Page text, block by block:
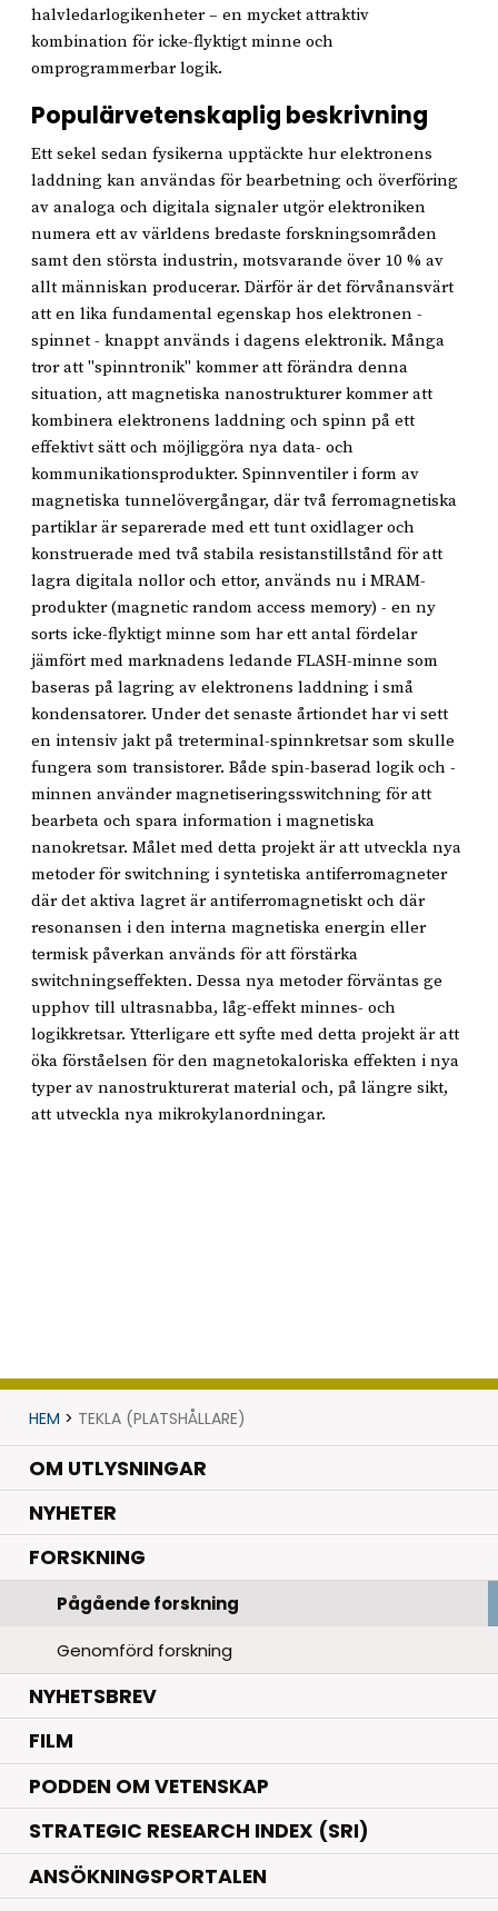
halvledarlogikenheter – en mycket attraktiv
kombination för icke-flyktigt minne och
omprogrammerbar logik.
Populärvetenskaplig beskrivning
Ett sekel sedan fysikerna upptäckte hur elektronens
laddning kan användas för bearbetning och överföring
av analoga och digitala signaler utgör elektroniken
numera ett av världens bredaste forskningsområden
samt den största industrin, motsvarande över 10 % av
allt människan producerar. Därför är det förvånansvärt
att en lika fundamental egenskap hos elektronen -
spinnet - knappt används i dagens elektronik. Många
tror att "spinntronik" kommer att förändra denna
situation, att magnetiska nanostrukturer kommer att
kombinera elektronens laddning och spinn på ett
effektivt sätt och möjliggöra nya data- och
kommunikationsprodukter. Spinnventiler i form av
magnetiska tunnelövergångar, där två ferromagnetiska
partiklar är separerade med ett tunt oxidlager och
konstruerade med två stabila resistanstillstånd för att
lagra digitala nollor och ettor, används nu i MRAM-
produkter (magnetic random access memory) - en ny
sorts icke-flyktigt minne som har ett antal fördelar
jämfört med marknadens ledande FLASH-minne som
baseras på lagring av elektronens laddning i små
kondensatorer. Under det senaste årtiondet har vi sett
en intensiv jakt på treterminal-spinnkretsar som skulle
fungera som transistorer. Både spin-baserad logik och -
minnen använder magnetiseringsswitchning för att
bearbeta och spara information i magnetiska
nanokretsar. Målet med detta projekt är att utveckla nya
metoder för switchning i syntetiska antiferromagneter
där det aktiva lagret är antiferromagnetiskt och där
resonansen i den interna magnetiska energin eller
termisk påverkan används för att förstärka
switchningseffekten. Dessa nya metoder förväntas ge
upphov till ultrasnabba, låg-effekt minnes- och
logikkretsar. Ytterligare ett syfte med detta projekt är att
öka förståelsen för den magnetokaloriska effekten i nya
typer av nanostrukturerat material och, på längre sikt,
att utveckla nya mikrokylanordningar.
HEM > TEKLA (PLATSHÅLLARE)
OM UTLYSNINGAR
NYHETER.
FORSKNING.
Pågående forskning
Genomförd forskning
NYHETSBREV
FILM
PODDEN OM VETENSKAP
STRATEGIC RESEARCH INDEX (SRI)
ANSÖKNINGSPORTALEN